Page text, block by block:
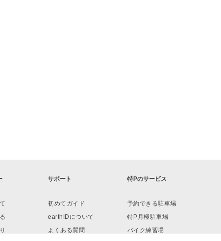
サポート
初めてガイド
earthIDについて
よくある質問
特Pのサービス
予約できる駐車場
特P月極駐車場
バイク練習場